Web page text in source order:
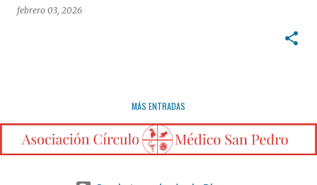
febrero 03, 2026
MÁS ENTRADAS